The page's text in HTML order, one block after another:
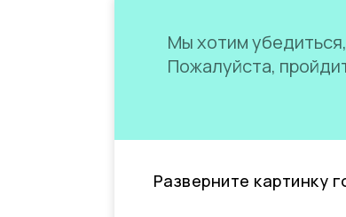
Мы хотим
Пожалуйста,
Разверните картинку